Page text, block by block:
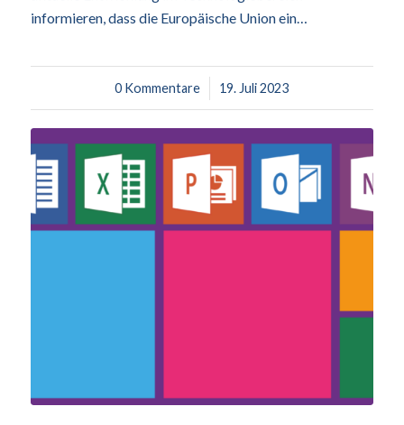
informieren, dass die Europäische Union ein…
0 Kommentare
/ 19. Juli 2023